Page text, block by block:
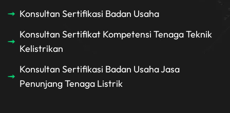
Konsultan Sertifikasi Badan Usaha
Konsultan Sertifikat Kompetensi Tenaga Teknik
Kelistrikan
Konsultan Sertifikasi Badan Usaha Jasa
Penunjang Tenaga Listrik